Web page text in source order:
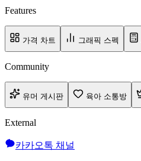
Features
가격 차트 그래픽 스펙
Community
유머 게시판 육아 소통방
External
카카오톡 채널